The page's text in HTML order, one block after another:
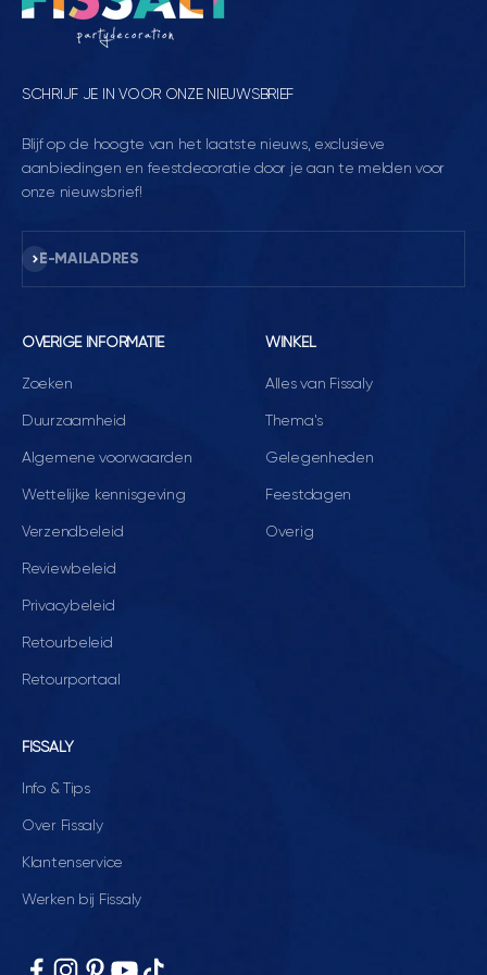
SCHRIJF JE IN VOOR ONZE NIEUWSBRIEF
Blijf op de hoogte van het laatste nieuws, exclusieve
aanbiedingen en feestdecoratie door je aan te melden voor
onze nieuwsbrief!
E-MAILADRES
Abonneren
OVERIGE INFORMATIE
Zoeken
Duurzaamheid
Algemene voorwaarden
Wettelijke kennisgeving
Verzendbeleid
Reviewbeleid
Privacybeleid
Retourbeleid
Retourportaal
WINKEL
Alles van Fissaly
Thema's
Gelegenheden
Feestdagen
Overig
FISSALY
Info & Tips
Over Fissaly
Klantenservice
Werken bij Fissaly